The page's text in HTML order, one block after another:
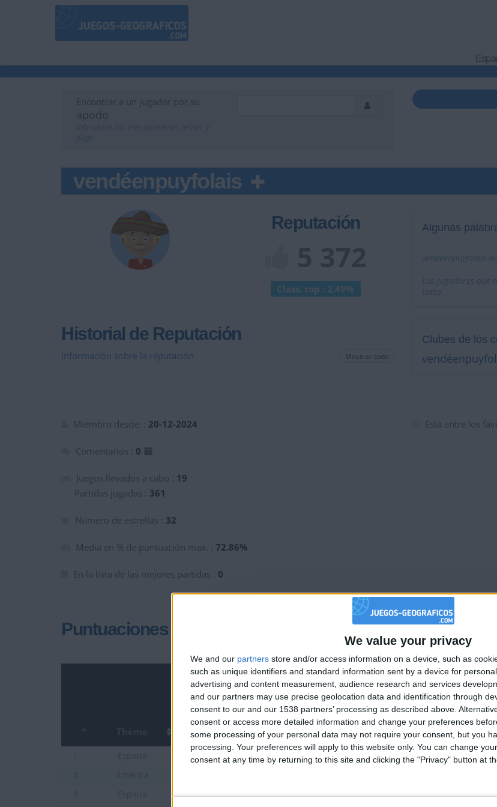
We value your privacy
We and our partners store and/or access information on a device, such as
such as unique identifiers and standard information sent by a device for
advertising and content measurement, audience research and services
and our partners may use precise geolocation data and identification through
consent to our and our 1538 partners’ processing as described above.
consent or access more detailed information and change your preferences
some processing of your personal data may not require your consent, but you
processing. Your preferences will apply to this website only. You can change
consent at any time by returning to this site and clicking the "Privacy" button at
Encontrar a un jugador por su
apodo
vendéenpuyfolais
Reputación
Class. top : 2.49%
Historial de Reputación
Información sobre la réputación Mostrar todo
Algunas
vendéenpuyfolais
Los jugadores que
texto.
Clubes de los
Miembro desde: : 20-12-2024
Comentarios : 0
Juegos llevados a cabo : 19
Partidas jugadas : 361
Número de estrellas : 32
Media en % de puntuación max. : 72.86%
En la lista de las mejores partidas : 0
Está entre los
Puntuaciones
5 3 2
Thème Nombre
Mejor
resultados
Ciudades de Espana Junior 108190
Comunidades de España 139082
🇺🇸 We noticed you’re visiting
an English-speaking country
Join our American version now and be
the firsts to submit your score on
leaderboards!